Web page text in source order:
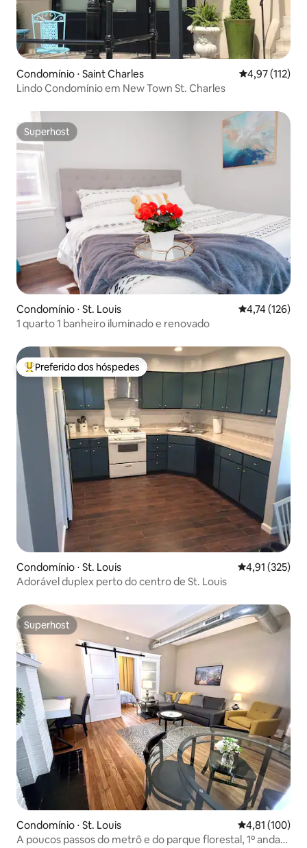
Condomínio ⋅ Saint Charles 4,97 de uma
4,97 (112)
Lindo Condomínio em New Town St. Charles
Superhost
Superhost
Condomínio ⋅ St. Louis 4,74 de uma
4,74 (126)
1 quarto 1 banheiro iluminado e renovado
Entre os melhores preferidos dos hóspedes
Preferido dos hóspedes
Condomínio ⋅ St. Louis 4,91 de uma
4,91 (325)
Adorável duplex perto do centro de St. Louis
Superhost
Superhost
Condomínio ⋅ St. Louis 4,81 de uma
4,81 (100)
A poucos passos do metrô e do parque florestal, 1º andar,